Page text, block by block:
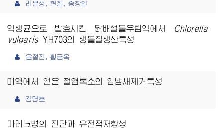
리은성, 현철, 송창일
익생균으로 발효시킨 닭배설물우림액에서
Chlorella
vulgarisYH703의 생물질생산특성
윤철진, 황금옥
미역에서 얻은 철엽록소의 입냄새제거특성
김명호
마레크병의 진단과 유전적저항성